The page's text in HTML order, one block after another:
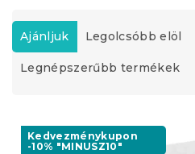
T
e
r
m
e
Ajánljuk Legolcsóbb elöl
Legnépszerűbb termékek
Kedvezménykupon
-10% "MINUSZ10"